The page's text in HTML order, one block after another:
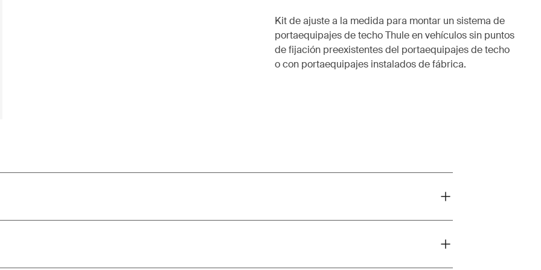
Kit de ajuste a la medida para montar un sistema de
portaequipajes de techo Thule en vehículos sin puntos
de fijación preexistentes del portaequipajes de techo
o con portaequipajes instalados de fábrica.